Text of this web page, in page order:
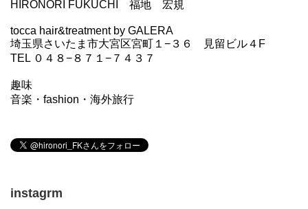
HIRONORI FUKUCHI 福地 宏規
tocca hair&treatment by GALERA
埼玉県さいたま市大宮区宮町１−３６ 見留ビル４F
TEL ０４８−８７１−７４３７
趣味
音楽・fashion・海外旅行
instagrm